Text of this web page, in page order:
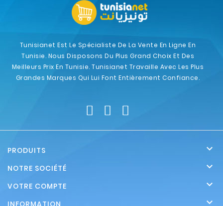
Tunisianet Est Le Spécialiste De La Vente En Ligne En
Tunisie. Nous Disposons Du Plus Grand Choix Et Des
Meilleurs Prix En Tunisie. Tunisianet Travaille Avec Les Plus
Grandes Marques Qui Lui Font Entièrement Confiance.
PRODUITS 
NOTRE SOCIÉTÉ 
VOTRE COMPTE 
INFORMATION 